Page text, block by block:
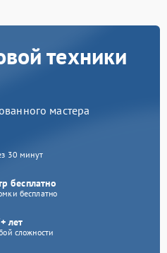
техники
мастера
30 минут
бесплатно
бесплатно
лет
сложности